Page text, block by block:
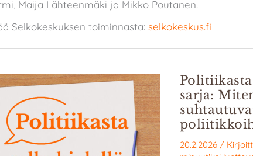
Maija Lähteenmäki ja Mikko Poutanen.
Selkokeskuksen toiminnasta: selkokeskus.fi
sarja:
20.2.2026 /